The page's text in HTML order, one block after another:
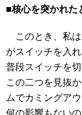
■核心を突かれた
このとき、私は
がスイッチを入
普段スイッチを
この二つを見抜
ムでカミングア
何の影響もない